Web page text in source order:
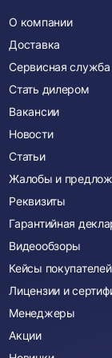
О компании
Доставка
Сервисная служба
Стать дилером
Вакансии
Новости
Статьи
Жалобы и
Реквизиты
Гарантийная
Видеообзоры
Кейсы покупателей
Лицензии и
Менеджеры
Акции